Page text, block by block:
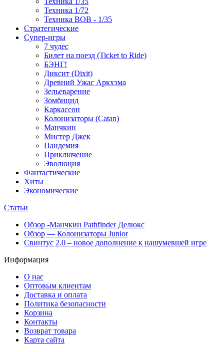
Техника 1/72
Техника ВОВ - 1/35
Стратегические
Супер-игры
7 чудес
Билет на поезд (Ticket to Ride)
БЭНГ!
Диксит (Dixit)
Древний Ужас Аркхэма
Зельеварение
Зомбицид
Каркассон
Колонизаторы (Catan)
Манчкин
Мистер Джек
Пандемия
Приключение
Эволюция
Фантастические
Хиты
Экономические
Статьи
Обзор -Манчкин Pathfinder Делюкс
Обзор — Колонизаторы Junior
Свинтус 2.0 – новое дополнение к нашумевшей игре
Информация
О нас
Оптовым клиентам
Доставка и оплата
Политика безопасности
Корзина
Контакты
Возврат товара
Карта сайта